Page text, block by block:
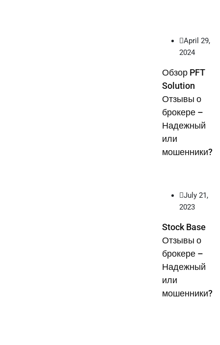
April 29,
2024
Обзор PFT
Solution
Отзывы о
брокере –
Надежный
или
мошенники?
July 21,
2023
Stock Base
Отзывы о
брокере –
Надежный
или
мошенники?